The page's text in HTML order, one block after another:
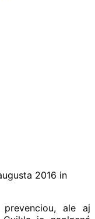
2016 in
ale aj